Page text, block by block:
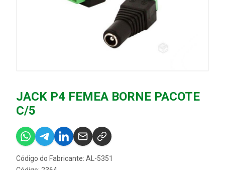
JACK P4 FEMEA BORNE PACOTE
C/5
Código do Fabricante: AL-5351